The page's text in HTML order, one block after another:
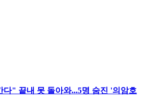
" 끝내 못 돌아와...5명 숨진 '의암호